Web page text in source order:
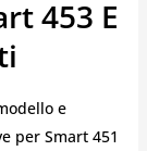
453 E
e
per Smart 451